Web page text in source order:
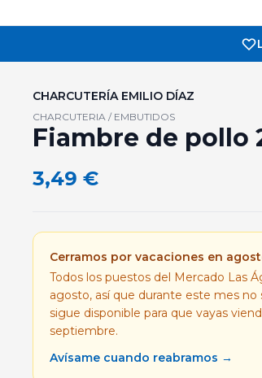
CHARCUTERÍA EMILIO DÍAZ
CHARCUTERIA / EMBUTIDOS
Fiambre de pollo
3,49 €
Cerramos por vacaciones en
Todos los puestos del Mercado Las
agosto, así que durante este mes
sigue disponible para que vayas
septiembre.
Avísame cuando reabramos →